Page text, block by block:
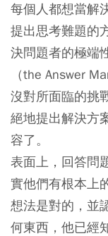
每個人都想當解
提出思考難題的
決問題者的極端
（the Answer
沒對所面臨的挑
絕地提出解決方
容了。
表面上，回答問
實他們有根本上
想法是對的，並
何東西，他已經